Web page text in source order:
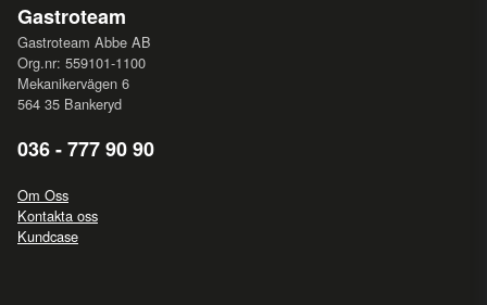
Gastroteam
Gastroteam Abbe AB
Org.nr: 559101-1100
Mekanikervägen 6
564 35 Bankeryd
036 - 777 90 90
Om Oss
Kontakta oss
Kundcase